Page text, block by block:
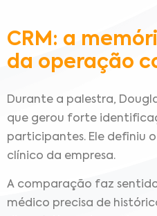
CRM: a
da operação
Durante a palestra,
que gerou forte
participantes. Ele definiu o
clínico da empresa.
A comparação faz
médico precisa de